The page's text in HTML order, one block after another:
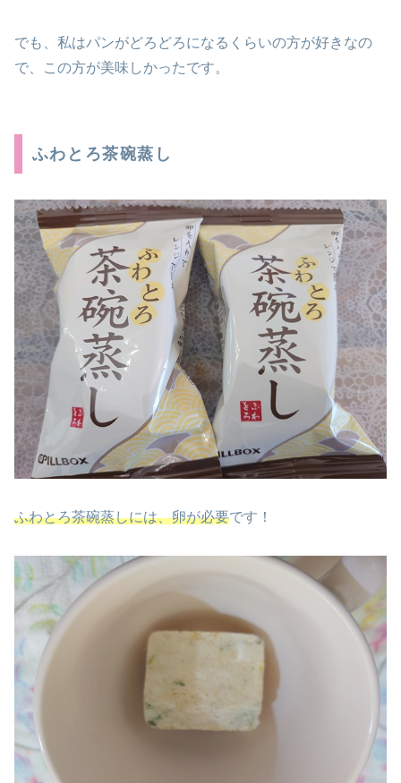
でも、私はパンがどろどろになるくらいの方が好きなの
で、この方が美味しかったです。
ふわとろ茶碗蒸し
ふわとろ茶碗蒸しには、卵が必要です！